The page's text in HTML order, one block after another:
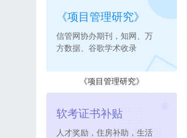
《项目管理研究》
信管网协办期刊，知网、万
方数据、谷歌学术收录
《项目管理研究》
软考证书补贴
人才奖励，住房补助，生活